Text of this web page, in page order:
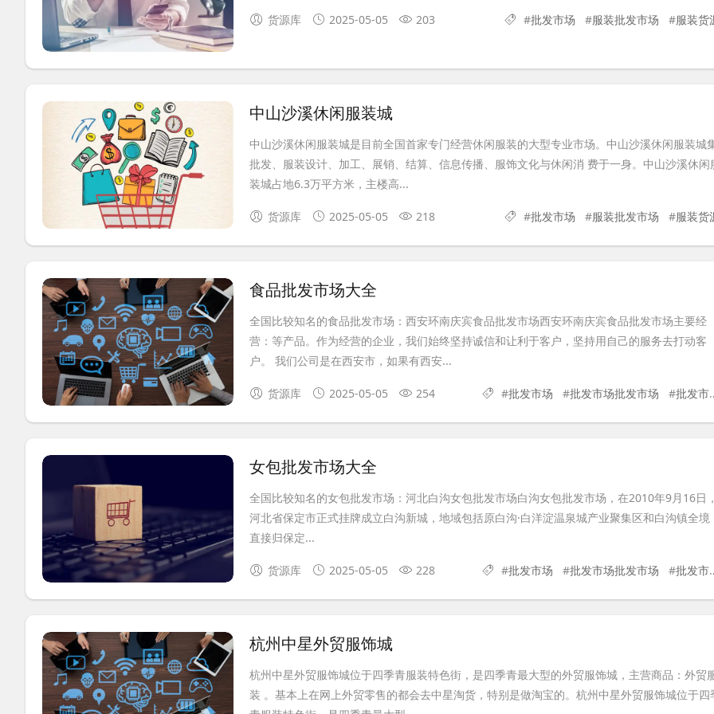
货源库 2025-05-05 203 #批发市场 #服装批发市场 #服装货
中山沙溪休闲服装城
中山沙溪休闲服装城是目前全国首家专门经营休闲服装的大型专业市场。中山沙溪休闲服装城
批发、服装设计、加工、展销、结算、信息传播、服饰文化与休闲消 费于一身。中山沙溪休闲
装城占地6.3万平方米，主楼高...
货源库 2025-05-05 218 #批发市场 #服装批发市场 #服装货
食品批发市场大全
全国比较知名的食品批发市场：西安环南庆宾食品批发市场西安环南庆宾食品批发市场主要经
营：等产品。作为经营的企业，我们始终坚持诚信和让利于客户，坚持用自己的服务去打动客
户。 我们公司是在西安市，如果有西安...
货源库 2025-05-05 254 #批发市场 #批发市场批发市场 #批发市场货源
女包批发市场大全
全国比较知名的女包批发市场：河北白沟女包批发市场白沟女包批发市场，在2010年9月16日，
河北省保定市正式挂牌成立白沟新城，地域包括原白沟·白洋淀温泉城产业聚集区和白沟镇全境
直接归保定...
货源库 2025-05-05 228 #批发市场 #批发市场批发市场 #批发市场货源
杭州中星外贸服饰城
杭州中星外贸服饰城位于四季青服装特色街，是四季青最大型的外贸服饰城，主营商品：外贸
装 。基本上在网上外贸零售的都会去中星淘货，特别是做淘宝的。杭州中星外贸服饰城位于四